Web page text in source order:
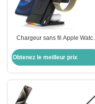
Chargeur sans fil Apple
Iphone
Obtenez le meilleur prix